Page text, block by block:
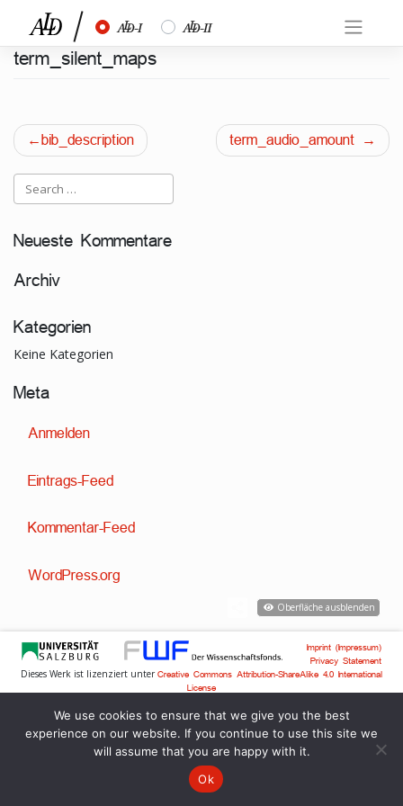
content
½ ¾
term_silent_maps
Beitragsnavigation
bib_description term_audio_amount
Neueste Kommentare
Archiv
Kategorien
Keine Kategorien
Meta
Anmelden
Eintrags-Feed
Kommentar-Feed
WordPress.org
Oberfläche ausblenden
Imprint (Impressum)
Privacy Statement
Dieses Werk ist lizenziert unter Creative Commons Attribution-ShareAlike 4.0 International
License
We use cookies to ensure that we give you the best
experience on our website. If you continue to use this site we
will assume that you are happy with it.
Ok